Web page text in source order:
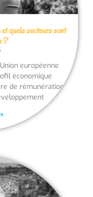
quels secteurs sont
?
européenne
économique
de rémunération.